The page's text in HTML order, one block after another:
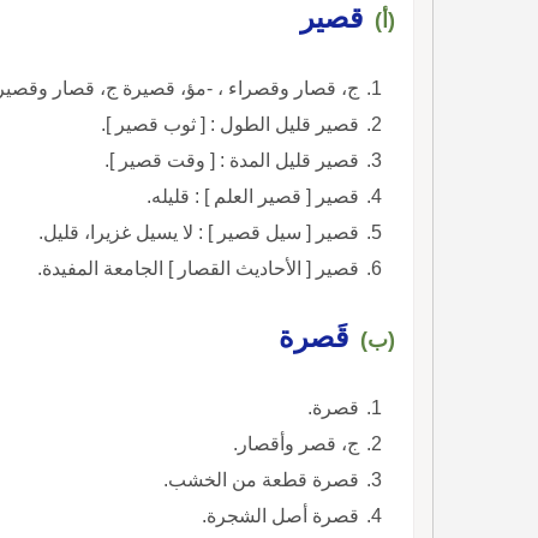
(أ) قصير
ج، قصار وقصراء ، -مؤ، قصيرة ج، قصار
قصير قليل الطول : [ ثوب قصير ].
قصير قليل المدة : [ وقت قصير ].
قصير [ قصير العلم ] : قليله.
قصير [ سيل قصير ] : لا يسيل غزيرا، قليل.
قصير [ الأحاديث القصار ] الجامعة المفيدة.
(ب) قَصرة
قصرة.
ج، قصر وأقصار.
قصرة قطعة من الخشب.
قصرة أصل الشجرة.